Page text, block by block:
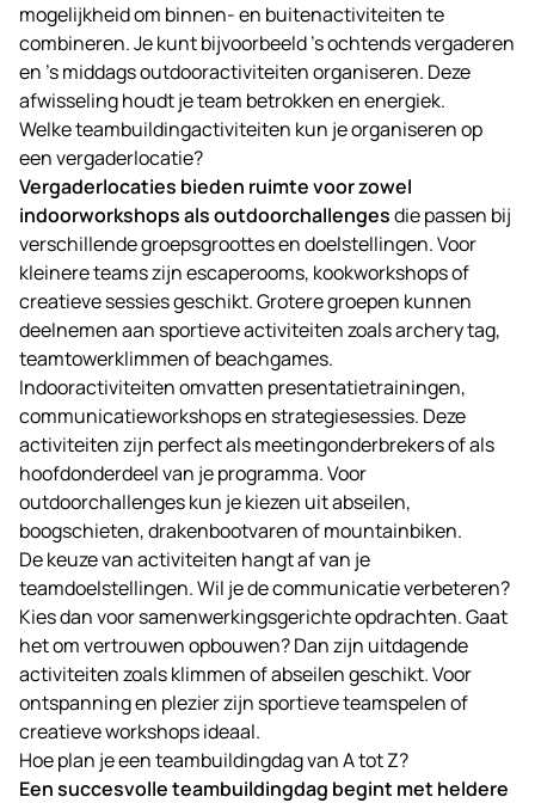
mogelijkheid om binnen- en buitenactiviteiten te
combineren. Je kunt bijvoorbeeld ’s ochtends vergaderen
en ’s middags outdooractiviteiten organiseren. Deze
afwisseling houdt je team betrokken en energiek.
Welke teambuildingactiviteiten kun je organiseren op
een vergaderlocatie?
Vergaderlocaties bieden ruimte voor zowel
indoorworkshops als outdoorchallengesdie passen bij
verschillende groepsgroottes en doelstellingen. Voor
kleinere teams zijn escaperooms, kookworkshops of
creatieve sessies geschikt. Grotere groepen kunnen
deelnemen aan sportieve activiteiten zoals archery tag,
teamtowerklimmen of beachgames.
Indooractiviteiten omvatten presentatietrainingen,
communicatieworkshops en strategiesessies. Deze
activiteiten zijn perfect als meetingonderbrekers of als
hoofdonderdeel van je programma. Voor
outdoorchallenges kun je kiezen uit abseilen,
boogschieten, drakenbootvaren of mountainbiken.
De keuze van activiteiten hangt af van je
teamdoelstellingen. Wil je de communicatie verbeteren?
Kies dan voor samenwerkingsgerichte opdrachten. Gaat
het om vertrouwen opbouwen? Dan zijn uitdagende
activiteiten zoals klimmen of abseilen geschikt. Voor
ontspanning en plezier zijn sportieve teamspelen of
creatieve workshops ideaal.
Hoe plan je een teambuildingdag van A tot Z?
Een succesvolle teambuildingdag begint met heldere